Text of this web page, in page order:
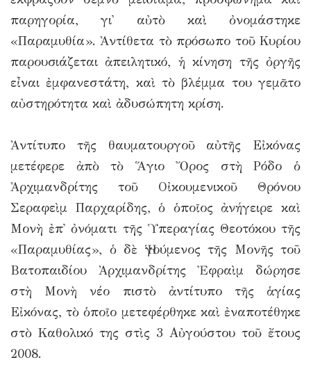
παρηγορία, γι᾿ αὐτὸ καὶ ὀνομάστηκε
«Παραμυθία». Ἀντίθετα τὸ πρόσωπο τοῦ Κυρίου
παρουσιάζεται ἀπειλητικό, ἡ κίνηση τῆς ὀργῆς
εἶναι ἐμφανεστάτη, καὶ τὸ βλέμμα του γεμᾶτο
αὐστηρότητα καὶ ἀδυσώπητη κρίση.
Ἀντίτυπο τῆς θαυματουργοῦ αὐτῆς Εἰκόνας
μετέφερε ἀπὸ τὸ Ἅγιο Ὄρος στὴ Ρόδο ὁ
Ἀρχιμανδρίτης τοῦ Οἰκουμενικοῦ Θρόνου
Σεραφεὶμ Παρχαρίδης, ὁ ὁποῖος ἀνήγειρε καὶ
Μονὴ ἐπ᾿ ὀνόματι τῆς Ὑπεραγίας Θεοτόκου τῆς
«Παραμυθίας», ὁ δὲ Ἡγούμενος τῆς Μονῆς τοῦ
Βατοπαιδίου Ἀρχιμανδρίτης Ἐφραὶμ δώρησε
στὴ Μονὴ νέο πιστὸ ἀντίτυπο τῆς ἁγίας
Εἰκόνας, τὸ ὁποῖο μετεφέρθηκε καὶ ἐναποτέθηκε
στὸ Καθολικό της στὶς 3 Αὐγούστου τοῦ ἔτους
2008.